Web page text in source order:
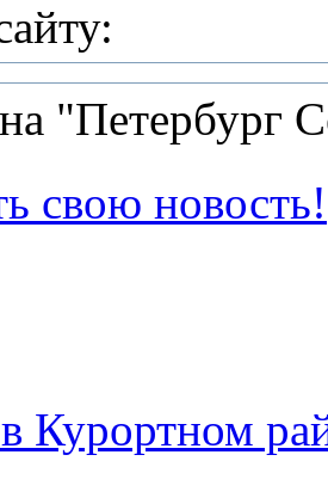
"Петербург
свою новость!
Курортном